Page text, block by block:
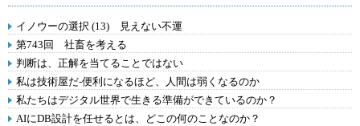
イノウーの選択 (13) 見えない不運
第743回 社畜を考える
判断は、正解を当てることではない
私は技術屋だ-便利になるほど、人間は弱くなるのか
私たちはデジタル世界で生きる準備ができているのか？
AIにDB設計を任せるとは、どこの何のことなのか？